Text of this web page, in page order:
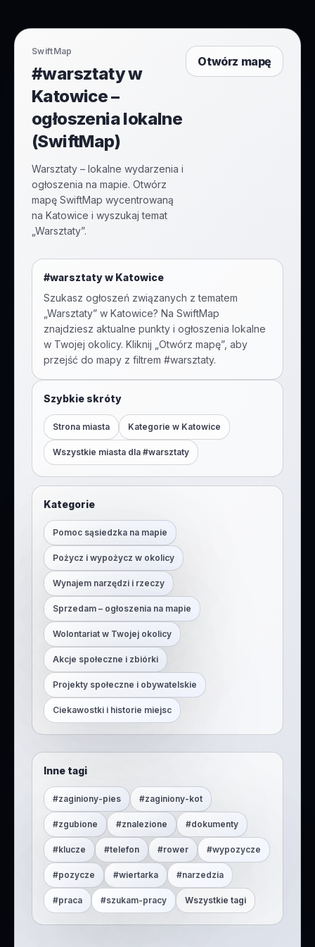
SwiftMap
#warsztaty w
Katowice –
ogłoszenia lokalne
(SwiftMap)
Warsztaty – lokalne wydarzenia i
ogłoszenia na mapie. Otwórz
mapę SwiftMap wycentrowaną
na Katowice i wyszukaj temat
„Warsztaty”.
Otwórz mapę
#warsztatyw Katowice
Szukasz ogłoszeń związanych z tematem
Warsztaty” w Katowice? Na SwiftMap
znajdziesz aktualne punkty i ogłoszenia lokalne
w Twojej okolicy. Kliknij „Otwórz mapę”, aby
przejść do mapy z filtrem #warsztaty.
Szybkie skróty
Strona miasta Kategorie w Katowice
Wszystkie miasta dla #warsztaty
Kategorie
Pomoc sąsiedzka na mapie
Pożycz i wypożycz w okolicy
Wynajem narzędzi i rzeczy
Sprzedam – ogłoszenia na mapie
Wolontariat w Twojej okolicy
Akcje społeczne i zbiórki
Projekty społeczne i obywatelskie
Ciekawostki i historie miejsc
Inne tagi
#zaginiony-pies #zaginiony-kot
#zgubione #znalezione #dokumenty
#klucze #telefon #rower #wypozycze
#pozycze #wiertarka #narzedzia
#praca #szukam-pracy Wszystkie tagi